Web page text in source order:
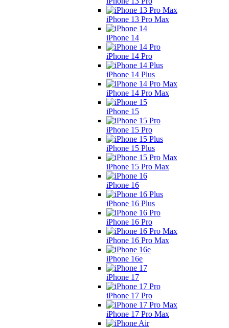
iPhone 13 Pro Max
iPhone 14
iPhone 14 Pro
iPhone 14 Plus
iPhone 14 Pro Max
iPhone 15
iPhone 15 Pro
iPhone 15 Plus
iPhone 15 Pro Max
iPhone 16
iPhone 16 Plus
iPhone 16 Pro
iPhone 16 Pro Max
iPhone 16e
iPhone 17
iPhone 17 Pro
iPhone 17 Pro Max